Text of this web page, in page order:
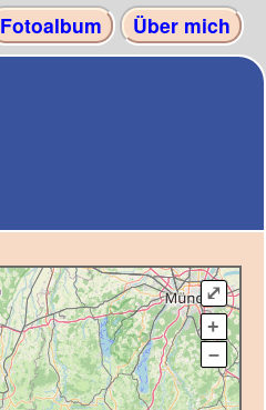
Fotoalbum Über mich
+
–
⤢